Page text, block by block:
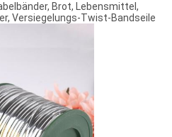
Brot, Lebensmittel,
Versiegelungs-Twist-Bandseile